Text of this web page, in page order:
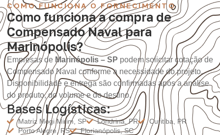
COMO FUNCIONA O FORNECIMENTO
Como funciona a compra de
Compensado Naval para
Marinópolis?
Empresas de Marinópolis – SP podem solicitar cotação de
Compensado Naval conforme a necessidade do projeto.
Disponibilidade e entrega são confirmadas após a análise
do produto, do volume e do destino.
Bases Logísticas:
Matriz Mogi Mirim, SP Londrina, PR
Curitiba, PR
Porto Alegre, RS
Florianópolis, SC